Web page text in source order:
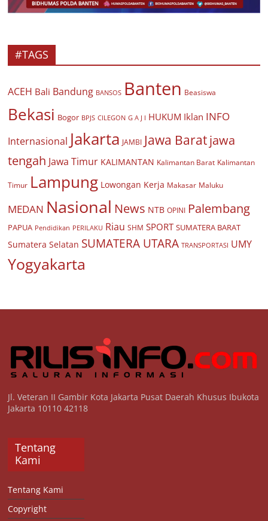
#TAGS
ACEH Bali Bandung BANSOS Banten Beasiswa
Bekasi Bogor BPJS CILEGON G A J I HUKUM Iklan INFO
Internasional Jakarta JAMBI Jawa Baratjawa
tengah Jawa Timur KALIMANTAN Kalimantan Barat Kalimantan
Timur Lampung Lowongan Kerja Makasar Maluku
MEDAN Nasional News NTB OPINI Palembang
PAPUA Pendidikan PERILAKU Riau SHM SPORT SUMATERA BARAT
Sumatera Selatan SUMATERA UTARA TRANSPORTASI UMY
Yogyakarta
Jl. Veteran II Gambir Kota Jakarta Pusat Daerah Khusus Ibukota
Jakarta 10110 42118
Tentang
Kami
Tentang Kami
Copyright